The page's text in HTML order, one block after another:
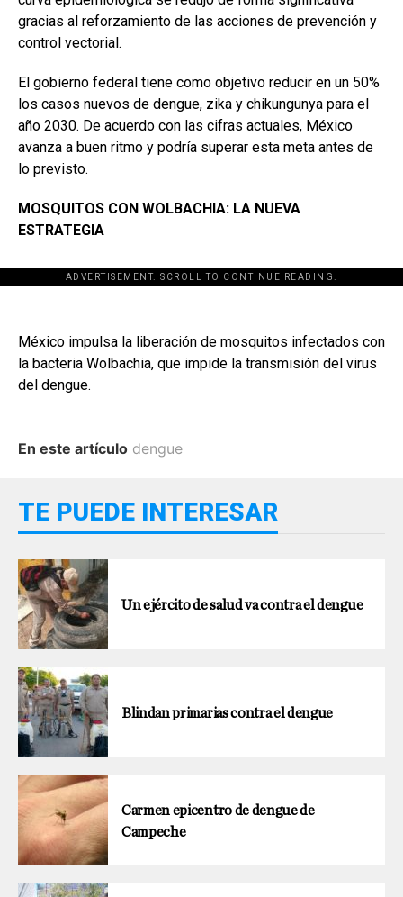
gracias al reforzamiento de las acciones de prevención y
control vectorial.
El gobierno federal tiene como objetivo reducir en un 50%
los casos nuevos de dengue, zika y chikungunya para el
año 2030. De acuerdo con las cifras actuales, México
avanza a buen ritmo y podría superar esta meta antes de
lo previsto.
MOSQUITOS CON WOLBACHIA: LA NUEVA
ESTRATEGIA
ADVERTISEMENT. SCROLL TO CONTINUE READING.
México impulsa la liberación de mosquitos infectados con
la bacteria Wolbachia, que impide la transmisión del virus
del dengue.
En este artículo dengue
TE PUEDE INTERESAR
Un ejército de salud va contra el dengue
Blindan primarias contra el dengue
Carmen epicentro de dengue de
Campeche